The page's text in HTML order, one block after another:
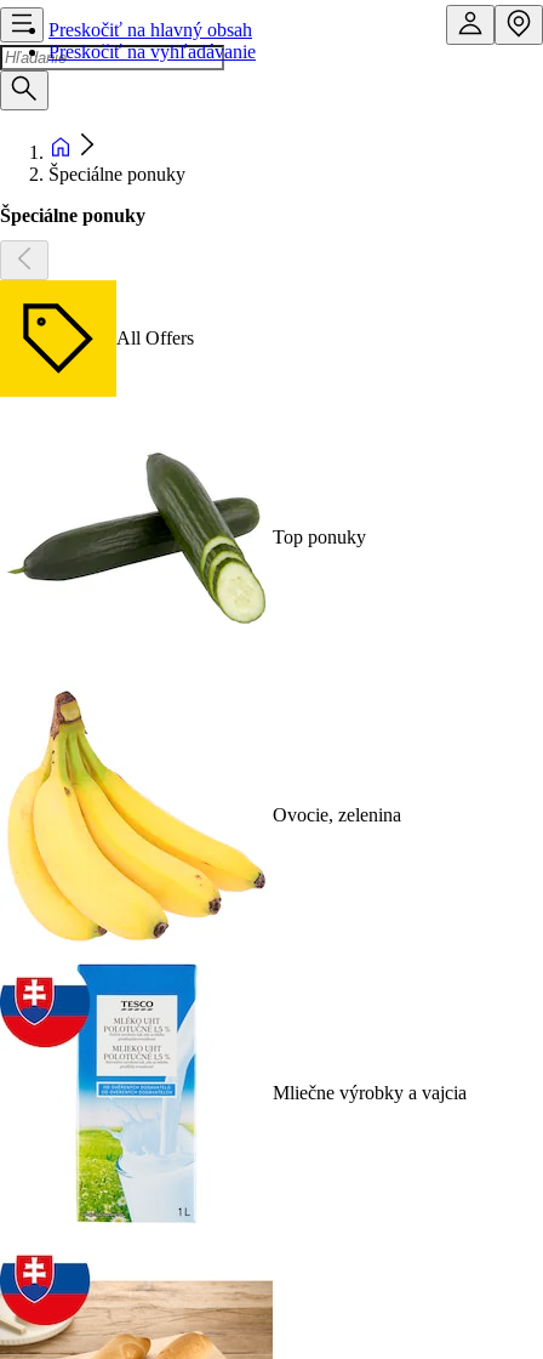
Preskočiť na hlavný obsah
Preskočiť na vyhľadávanie
Špeciálne ponuky
Špeciálne ponuky
All Offers
Top ponuky
Ovocie, zelenina
Mliečne výrobky a vajcia